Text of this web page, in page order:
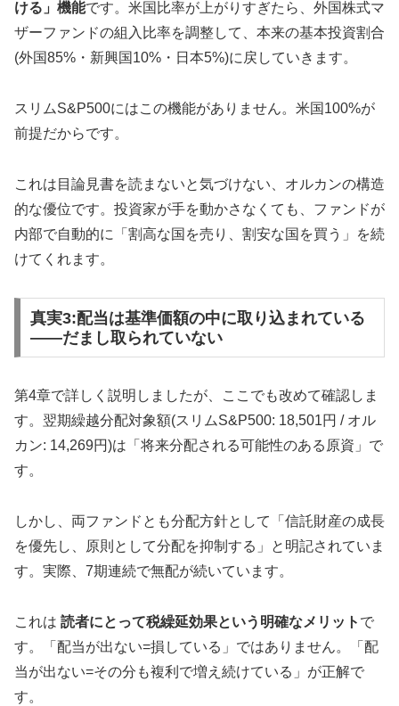
ける」機能です。米国比率が上がりすぎたら、外国株式マ
ザーファンドの組入比率を調整して、本来の基本投資割合
(外国85%・新興国10%・日本5%)に戻していきます。
スリムS&P500にはこの機能がありません。米国100%が
前提だからです。
これは目論見書を読まないと気づけない、オルカンの構造
的な優位です。投資家が手を動かさなくても、ファンドが
内部で自動的に「割高な国を売り、割安な国を買う」を続
けてくれます。
真実3:配当は基準価額の中に取り込まれている
——だまし取られていない
第4章で詳しく説明しましたが、ここでも改めて確認しま
す。翌期繰越分配対象額(スリムS&P500: 18,501円 / オル
カン: 14,269円)は「将来分配される可能性のある原資」で
す。
しかし、両ファンドとも分配方針として「信託財産の成長
を優先し、原則として分配を抑制する」と明記されていま
す。実際、7期連続で無配が続いています。
これは 読者にとって税繰延効果という明確なメリット で
す。「配当が出ない=損している」ではありません。「配
当が出ない=その分も複利で増え続けている」が正解で
す。